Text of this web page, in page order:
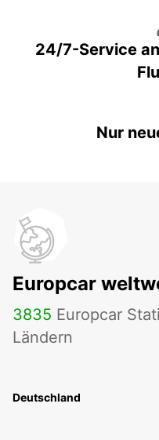
24/7-Service
Nur
Europcar
3835 Europcar
Ländern
Deutschland